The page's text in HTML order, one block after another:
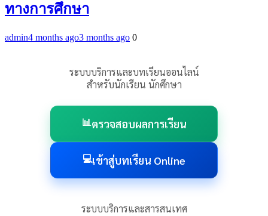
ทางการศึกษา
admin4 months ago3 months ago 0
ระบบบริการและบทเรียนออนไลน์
สำหรับนักเรียน นักศึกษา
📊ตรวจสอบผลการเรียน
💻เข้าสู่บทเรียน Online
ระบบบริการและสารสนเทศ